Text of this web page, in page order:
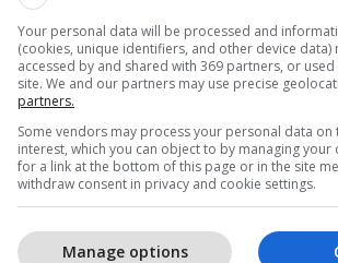
e kujdesshme e inteligjencës
të përdorura nga Houthi-t për të
për të sulmuar anijet, të
Typhoon FGR4 kryen sulme në
Paveway IV. Aeroplanët kishin
nga anijet cisternë Voyager,
Your personal data will be processed and
(cookies, unique identifiers, and other device data)
accessed by and shared with 369 partners, or
site. We and our partners may use precise
partners.
Some vendors may process your personal data
interest, which you can object to by managing
for a link at the bottom of this page or in the site
withdraw consent in privacy and cookie settings.
Manage options